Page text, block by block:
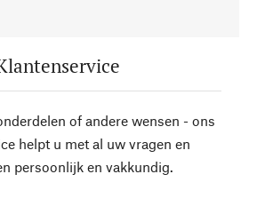
of andere wensen - ons
helpt u met al uw vragen en
persoonlijk en vakkundig.